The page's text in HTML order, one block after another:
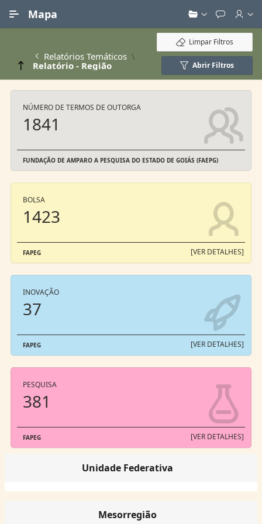
Mapa
Relatórios Temáticos
Relatório - Região
Limpar Filtros
Abrir Filtros
NÚMERO DE TERMOS DE OUTORGA
1841
FUNDAÇÃO DE AMPARO A PESQUISA DO ESTADO DE GOIÁS (FAEPG)
BOLSA
1423
FAPEG [VER DETALHES]
INOVAÇÃO
37
FAPEG [VER DETALHES]
PESQUISA
381
FAPEG [VER DETALHES]
Unidade Federativa
Mesorregião